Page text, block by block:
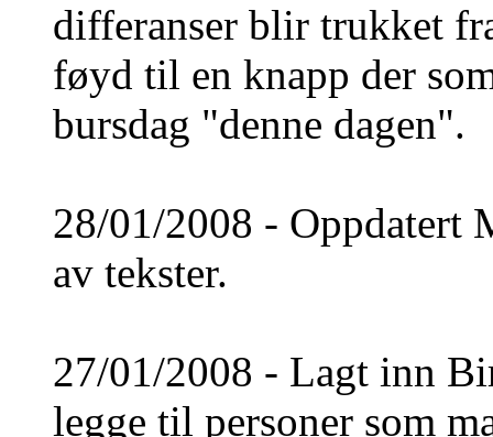
differanser blir trukket
føyd til en knapp der
bursdag "denne dagen".
28/01/2008 - Oppdatert
av tekster.
27/01/2008 - Lagt inn
legge til personer som